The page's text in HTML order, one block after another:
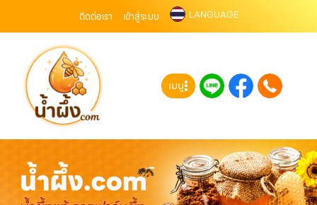
ติดต่อเรา เข้าสู่ระบบ LANGUAGE
เมนู